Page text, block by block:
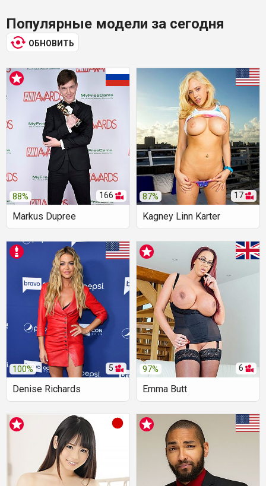
Популярные модели за сегодня
ОБНОВИТЬ
166
88%
Markus Dupree
17
87%
Kagney Linn Karter
5
100%
Denise Richards
6
97%
Emma Butt